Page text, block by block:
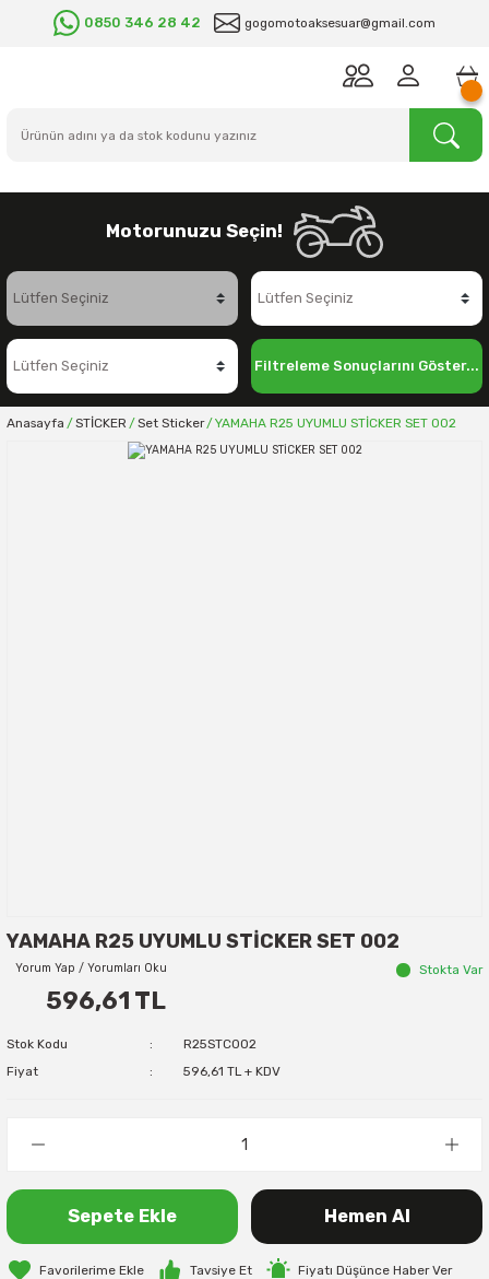
0850 346 28 42 gogomotoaksesuar@gmail.com
Motorunuzu Seçin!
Filtreleme Sonuçlarını Göster...
Anasayfa STİCKER Set Sticker YAMAHA R25 UYUMLU STİCKER SET 002
YAMAHA R25 UYUMLU STİCKER SET 002
Yorum Yap / Yorumları Oku Stokta Var
596,61 TL
Stok Kodu
R25STC002
Fiyat
596,61 TL + KDV
Sepete Ekle Hemen Al
Tavsiye Et Fiyatı Düşünce Haber Ver